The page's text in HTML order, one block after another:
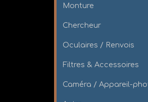
Monture
Chercheur
Oculaires / Renvois
Filtres & Accessoires
Caméra / Appareil-